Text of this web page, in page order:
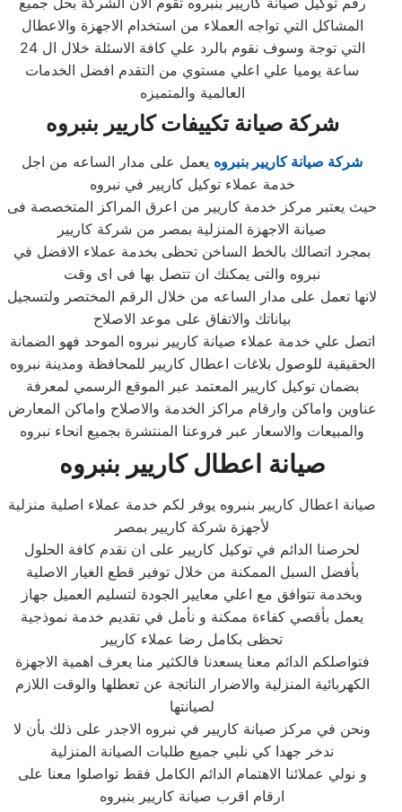
المشاكل التي تواجه العملاء من استخدام الاجهزة والاعطال
التي توجة وسوف نقوم بالرد علي كافة الاسئلة خلال ال 24
ساعة يوميا علي اعلي مستوي من التقدم افضل الخدمات
العالمية والمتميزه
شركة صيانة تكييفات كاريير بنبروه
شركة صيانة كاريير بنبروه يعمل على مدار الساعه من اجل
خدمة عملاء توكيل كاريير في نبروه
حيث يعتبر مركز خدمة كاريير من اعرق المراكز المتخصصة فى
صيانة الاجهزة المنزلية بمصر من شركة كاريير
بمجرد اتصالك بالخط الساخن تحظى بخدمة عملاء الافضل في
نبروه والتى يمكنك ان تتصل بها فى اى وقت
لانها تعمل على مدار الساعه من خلال الرقم المختصر ولتسجيل
بياناتك والاتفاق على موعد الاصلاح
اتصل علي خدمة عملاء صيانة كاريير نبروه الموحد فهو الضمانة
الحقيقية للوصول بلاغات اعطال كاريير للمحافظة ومدينة نبروه
بضمان توكيل كاريير المعتمد عبر الموقع الرسمي لمعرفة
عناوين واماكن وارقام مراكز الخدمة والاصلاح واماكن المعارض
والمبيعات والاسعار عبر فروعنا المنتشرة بجميع انحاء نبروه
صيانة اعطال كاريير بنبروه
صيانة اعطال كاريير بنبروه يوفر لكم خدمة عملاء اصلية منزلية
لأجهزة شركة كاريير بمصر
لحرصنا الدائم في توكيل كاريير على ان نقدم كافة الحلول
بأفضل السبل الممكنة من خلال توفير قطع الغيار الاصلية
وبخدمة تتوافق مع اعلي معايير الجودة لتسليم العميل جهاز
يعمل بأقصي كفاءة ممكنة و نأمل في تقديم خدمة نموذجية
تحظى بكامل رضا عملاء كاريير
فتواصلكم الدائم معنا يسعدنا فالكثير منا يعرف اهمية الاجهزة
الكهربائية المنزلية والاضرار الناتجة عن تعطلها والوقت اللازم
لصيانتها
ونحن في مركز صيانة كاريير في نبروه الاجدر على ذلك بأن لا
ندخر جهدا كي نلبي جميع طلبات الصيانة المنزلية
و نولي عملائنا الاهتمام الدائم الكامل فقط تواصلوا معنا على
ارقام اقرب صيانة كاريير بنبروه